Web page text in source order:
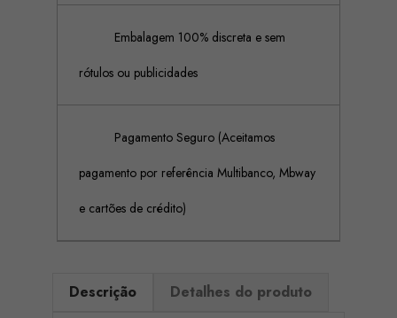
Embalagem 100% discreta e sem
rótulos ou publicidades
Pagamento Seguro (Aceitamos
pagamento por referência Multibanco, Mbway
e cartões de crédito)
Descrição Detalhes do produto